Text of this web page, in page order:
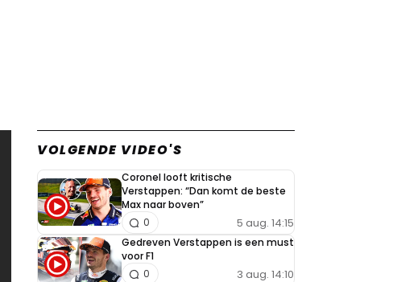
VOLGENDE VIDEO'S
Coronel looft kritische
Verstappen: “Dan komt de beste
Max naar boven”
5 aug. 14:15
0
Gedreven Verstappen is een must
voor F1
3 aug. 14:10
0